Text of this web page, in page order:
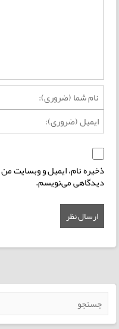
ذخیره نام، ایمیل و وبسایت
دیدگاهی می‌نویسم.